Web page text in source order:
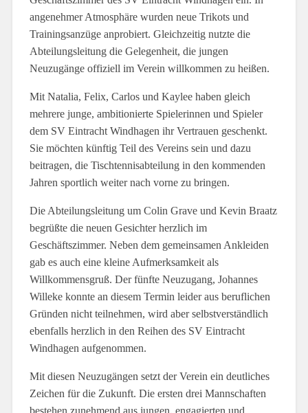
angenehmer Atmosphäre wurden neue Trikots und
Trainingsanzüge anprobiert. Gleichzeitig nutzte die
Abteilungsleitung die Gelegenheit, die jungen
Neuzugänge offiziell im Verein willkommen zu heißen.
Mit Natalia, Felix, Carlos und Kaylee haben gleich
mehrere junge, ambitionierte Spielerinnen und Spieler
dem SV Eintracht Windhagen ihr Vertrauen geschenkt.
Sie möchten künftig Teil des Vereins sein und dazu
beitragen, die Tischtennisabteilung in den kommenden
Jahren sportlich weiter nach vorne zu bringen.
Die Abteilungsleitung um Colin Grave und Kevin Braatz
begrüßte die neuen Gesichter herzlich im
Geschäftszimmer. Neben dem gemeinsamen Ankleiden
gab es auch eine kleine Aufmerksamkeit als
Willkommensgruß. Der fünfte Neuzugang, Johannes
Willeke konnte an diesem Termin leider aus beruflichen
Gründen nicht teilnehmen, wird aber selbstverständlich
ebenfalls herzlich in den Reihen des SV Eintracht
Windhagen aufgenommen.
Mit diesen Neuzugängen setzt der Verein ein deutliches
Zeichen für die Zukunft. Die ersten drei Mannschaften